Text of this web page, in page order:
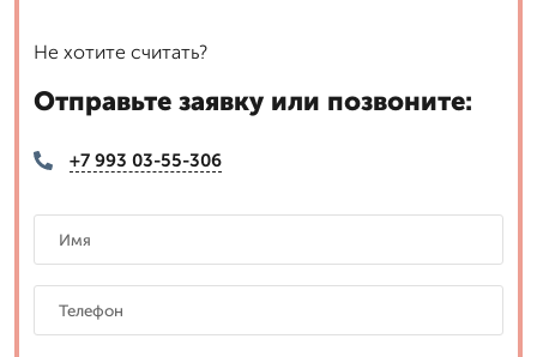
Не хотите считать?
Отправьте заявку или позвоните:
+7 993 03-55-306